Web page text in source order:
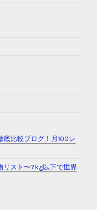
底比較ブログ！月100レ
リスト〜7kg以下で世界